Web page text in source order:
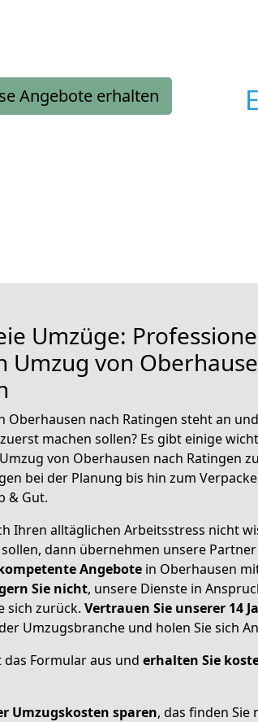
Angebote erhalten
Umzüge:
Umzug von
Oberhausen nach Ratingen steht an
machen sollen? Es gibt einige
von Oberhausen nach Ratingen
bei der Planung bis hin zum
& Gut.
Ihren alltäglichen Arbeitsstress nicht
dann übernehmen unsere
Angebote in Oberhausen
Sie nicht, unsere Dienste in
sich zurück. Vertrauen Sie unserer 14
Umzugsbranche und holen Sie sich
das Formular aus und erhalten Sie
Umzugskosten sparen, das finden Sie